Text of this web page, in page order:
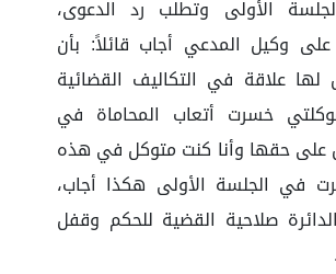
الأولى وتطلب رد الدعوى،
وكيل المدعي أجاب قائلاً: بأن
علاقة في التكاليف القضائية
خسرت أتعاب المحاماة في
على حقها وأنا كنت متوكل في هذه
في الجلسة الأولى هكذا أجاب،
صلاحية القضية للحكم وقفل